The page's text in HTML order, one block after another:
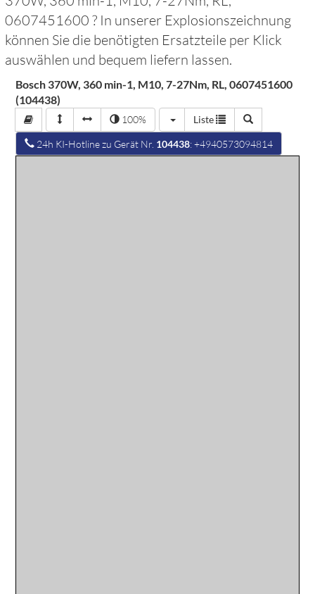
0607451600? In unserer Explosionszeichnung
können Sie die benötigten Ersatzteile per Klick
auswählen und bequem liefern lassen.
Bosch 370W, 360 min-1, M10, 7-27Nm, RL, 0607451600
(104438)
100% Liste
24h KI-Hotline zu Gerät Nr. 104438: +4940573094814